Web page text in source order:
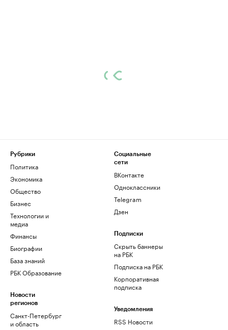
Рубрики
Политика
Экономика
Общество
Бизнес
Технологии и
медиа
Финансы
Биографии
База знаний
РБК Образование
Новости
регионов
Санкт-Петербург
и область
Социальные
сети
ВКонтакте
Одноклассники
Telegram
Дзен
Подписки
Скрыть баннеры
на РБК
Подписка на РБК
Корпоративная
подписка
Уведомления
RSS Новости